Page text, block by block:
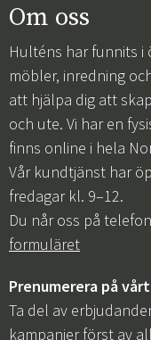
Om oss
Hulténs har funnits i
möbler, inredning
att hjälpa dig att
och ute. Vi har en
finns online i hela
Vår kundtjänst har
fredagar kl. 9–12.
Du når oss på
formuläret
Prenumerera på
Ta del av
kampanjer först av